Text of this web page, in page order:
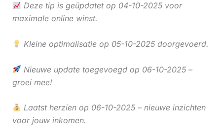
Deze tip is geüpdatet op 04-10-2025 voor
maximale online winst.
Kleine optimalisatie op 05-10-2025 doorgevoerd.
Nieuwe update toegevoegd op 06-10-2025 –
groei mee!
Laatst herzien op 06-10-2025 – nieuwe inzichten
voor jouw inkomen.